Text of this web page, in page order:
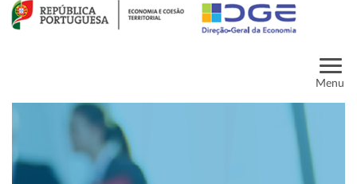
Menu